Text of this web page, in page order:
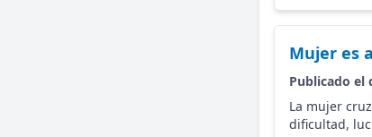
Mujer es
Publicado el
La mujer
dificultad,